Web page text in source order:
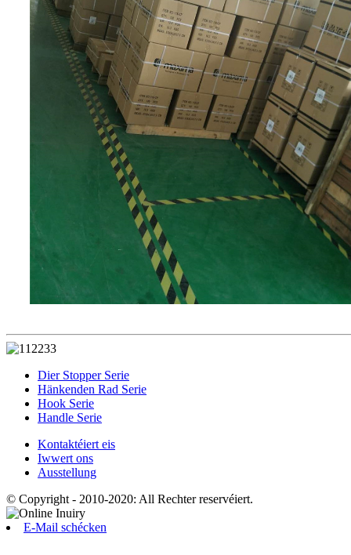
Dier Stopper Serie
Hänkenden Rad Serie
Hook Serie
Handle Serie
Kontaktéiert eis
Iwwert ons
Ausstellung
© Copyright - 2010-2020: All Rechter reservéiert.
E-Mail schécken